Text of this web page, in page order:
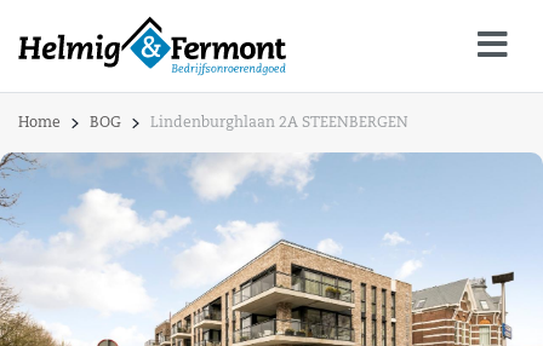
Home BOG Lindenburghlaan 2A STEENBERGEN